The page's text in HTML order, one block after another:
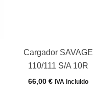
Cargador SAVAGE
110/111 S/A 10R
66,00€ IVA incluido